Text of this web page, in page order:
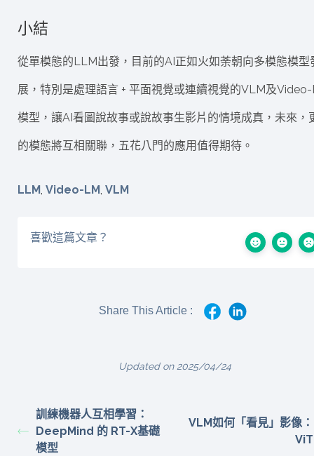
小結
從單模態的LLM出發，目前的AI正如火如荼朝向多模態模型
展，特別是處理語言 + 平面視覺或連續視覺的VLM及
模型，讓AI看圖說故事或說故事生影片的情境成真，未來，
的模態將互相關聯，五花八門的應用值得期待。
LLM, Video-LM, VLM
喜歡這篇文章？
Share This Article :
Updated on 2025/04/24
訓練機器人互相學習：
DeepMind 的 RT-X基礎
模型
VLM如何「看見」影像：
ViT